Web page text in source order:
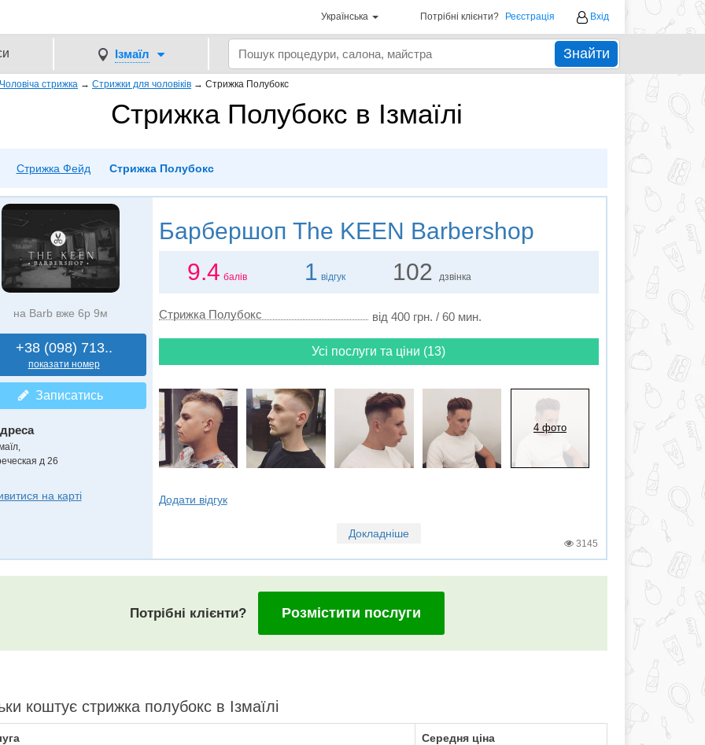
Українська Потрібні клієнти? Реєстрація Вхід
Ізмаїл Знайти
Чоловіча стрижка → Стрижки для чоловіків → Стрижка Полубокс
Стрижка Полубокс в Ізмаїлі
Стрижка Фейд Стрижка Полубокс
на Barb вже 6р 9м
+38 (098) 713..
показати номер
Записатись
,
д 26
на карті
Барбершоп The KEEN Barbershop
9.4 балів 1 відгук 102 дзвінка
Стрижка Полубокс від 400 грн. / 60 мин.
Усі послуги та ціни (13)
4 фото
Додати відгук
Докладніше
3145
Потрібні клієнти? Розмістити послуги
коштує стрижка полубокс в Ізмаїлі
Середня ціна